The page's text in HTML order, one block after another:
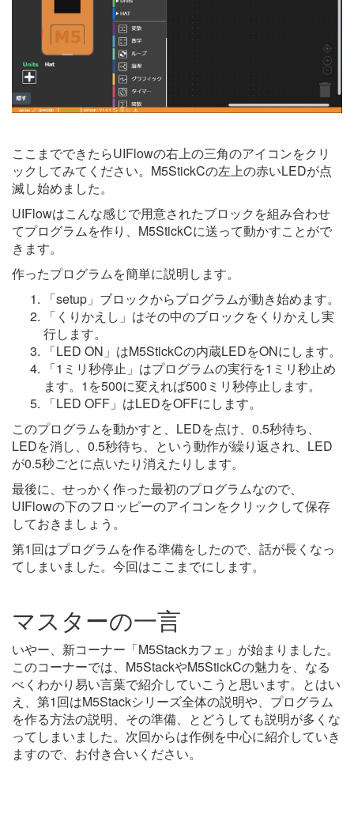
ここまでできたらUIFlowの右上の三角のアイコンをクリ
ックしてみてください。M5StickCの左上の赤いLEDが点
滅し始めました。
UIFlowはこんな感じで用意されたブロックを組み合わせ
てプログラムを作り、M5StickCに送って動かすことがで
きます。
作ったプログラムを簡単に説明します。
「setup」ブロックからプログラムが動き始めます。
「くりかえし」はその中のブロックをくりかえし実
行します。
「LED ON」はM5StickCの内蔵LEDをONにします。
「1ミリ秒停止」はプログラムの実行を1ミリ秒止め
ます。1を500に変えれば500ミリ秒停止します。
「LED OFF」はLEDをOFFにします。
このプログラムを動かすと、LEDを点け、0.5秒待ち、
LEDを消し、0.5秒待ち、という動作が繰り返され、LED
が0.5秒ごとに点いたり消えたりします。
最後に、せっかく作った最初のプログラムなので、
UIFlowの下のフロッピーのアイコンをクリックして保存
しておきましょう。
第1回はプログラムを作る準備をしたので、話が長くなっ
てしまいました。今回はここまでにします。
マスターの一言
いやー、新コーナー「M5Stackカフェ」が始まりました。
このコーナーでは、M5StackやM5StickCの魅力を、なる
べくわかり易い言葉で紹介していこうと思います。とはい
え、第1回はM5Stackシリーズ全体の説明や、プログラム
を作る方法の説明、その準備、とどうしても説明が多くな
ってしまいました。次回からは作例を中心に紹介していき
ますので、お付き合いください。